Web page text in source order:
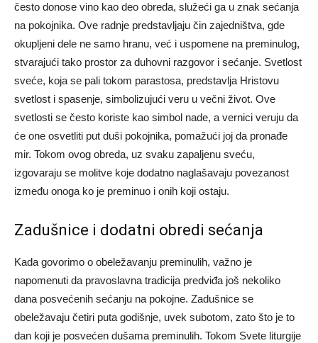
često donose vino kao deo obreda, služeći ga u znak sećanja
na pokojnika. Ove radnje predstavljaju čin zajedništva, gde
okupljeni dele ne samo hranu, već i uspomene na preminulog,
stvarajući tako prostor za duhovni razgovor i sećanje. Svetlost
sveće, koja se pali tokom parastosa, predstavlja Hristovu
svetlost i spasenje, simbolizujući veru u večni život. Ove
svetlosti se često koriste kao simbol nade, a vernici veruju da
će one osvetliti put duši pokojnika, pomažući joj da pronađe
mir. Tokom ovog obreda, uz svaku zapaljenu sveću,
izgovaraju se molitve koje dodatno naglašavaju povezanost
između onoga ko je preminuo i onih koji ostaju.
Zadušnice i dodatni obredi sećanja
Kada govorimo o obeležavanju preminulih, važno je
napomenuti da pravoslavna tradicija predviđa još nekoliko
dana posvećenih sećanju na pokojne. Zadušnice se
obeležavaju četiri puta godišnje, uvek subotom, zato što je to
dan koji je posvećen dušama preminulih. Tokom Svete liturgije